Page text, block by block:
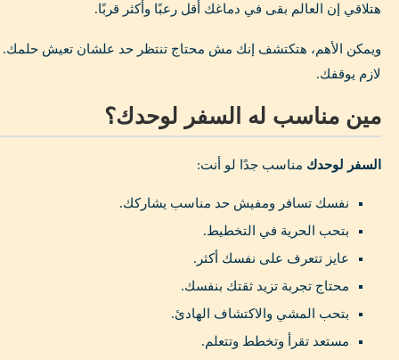
هتلاقي إن العالم بقى في دماغك أقل رعبًا وأكثر قربًا.
ويمكن الأهم، هتكتشف إنك مش محتاج تنتظر حد علشان تعيش حلمك.
لازم يوقفك.
مين مناسب له السفر لوحدك؟
السفر لوحدك مناسب جدًا لو أنت:
نفسك تسافر ومفيش حد مناسب يشاركك.
بتحب الحرية في التخطيط.
عايز تتعرف على نفسك أكثر.
محتاج تجربة تزيد ثقتك بنفسك.
بتحب المشي والاكتشاف الهادئ.
مستعد تقرأ وتخطط وتتعلم.